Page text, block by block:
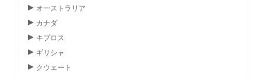
オーストラリア
カナダ
キプロス
ギリシャ
クウェート